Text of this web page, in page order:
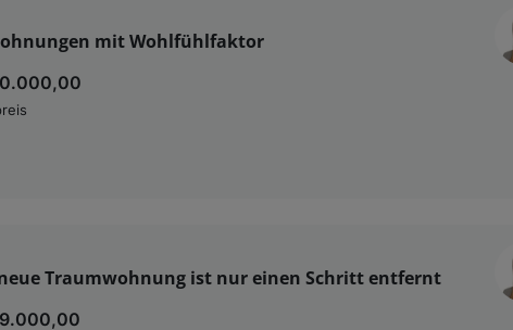
mit Wohlfühlfaktor
neue Traumwohnung ist nur einen Schritt entfernt